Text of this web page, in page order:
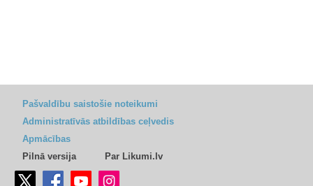
Pašvaldību saistošie noteikumi
Administratīvās atbildības ceļvedis
Apmācības
Pilnā versija
Par Likumi.lv